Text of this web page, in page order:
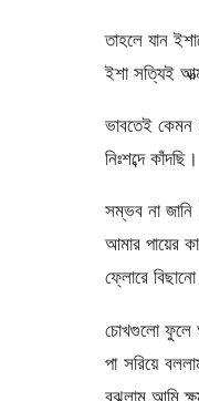
তাহলে যান
ইশা সত্যিই
ভাবতেই কেমন
নিঃশব্দে
সম্ভব না
আমার পায়ের
ফ্লোরে
চোখগুলো ফুলে
পা সরিয়ে
বুঝলাম আমি